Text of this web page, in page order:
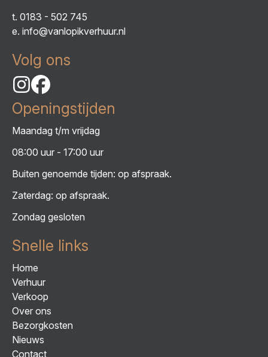
t. 0183 - 502 745
e. info@vanlopikverhuur.nl
Volg ons
Openingstijden
Maandag t/m vrijdag
08:00 uur - 17:00 uur
Buiten genoemde tijden: op afspraak.
Zaterdag: op afspraak.
Zondag gesloten
Snelle links
Home
Verhuur
Verkoop
Over ons
Bezorgkosten
Nieuws
Contact